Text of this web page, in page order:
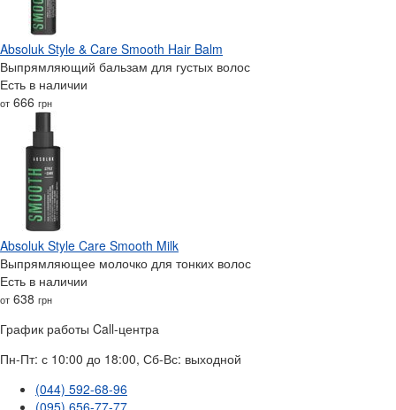
Absoluk Style & Care Smooth Hair Balm
Выпрямляющий бальзам для густых волос
Есть в наличии
от 666 грн
Absoluk Style Care Smooth Milk
Выпрямляющее молочко для тонких волос
Есть в наличии
от 638 грн
График работы Call-центра
Пн-Пт: с 10:00 до 18:00, Сб-Вс: выходной
(044) 592-68-96
(095) 656-77-77